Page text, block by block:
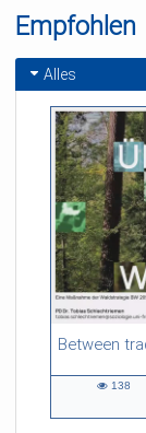
Empfohlen
Alles
54:13 duration
138